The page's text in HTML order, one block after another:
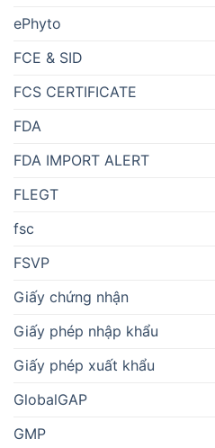
ePhyto
FCE & SID
FCS CERTIFICATE
FDA
FDA IMPORT ALERT
FLEGT
fsc
FSVP
Giấy chứng nhận
Giấy phép nhập khẩu
Giấy phép xuất khẩu
GlobalGAP
GMP